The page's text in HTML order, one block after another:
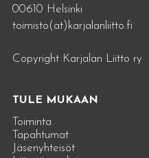
00610 Helsinki
toimisto(at)karjalanliitto.fi
Copyright Karjalan Liitto ry
TULE MUKAAN
Toiminta
Tapahtumat
Jäsenyhteisöt